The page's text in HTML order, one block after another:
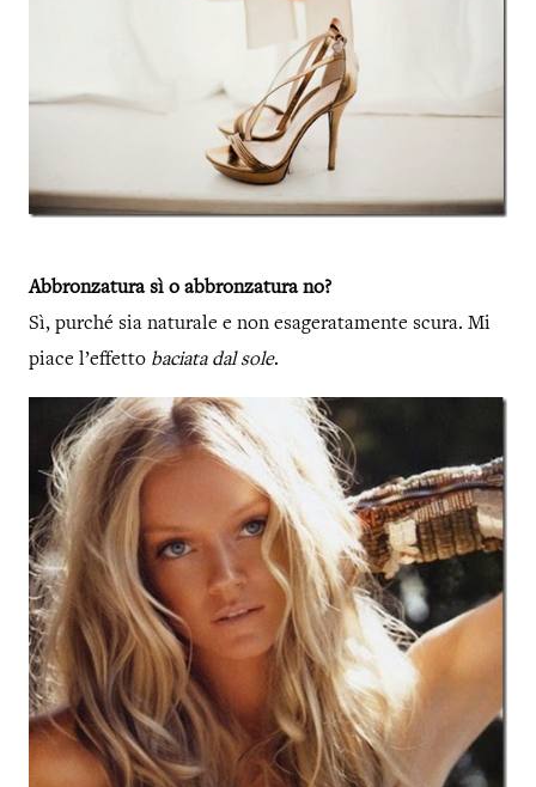
Abbronzatura sì o abbronzatura no?
Sì, purché sia naturale e non esageratamente scura. Mi
piace l’effetto baciata dal sole.